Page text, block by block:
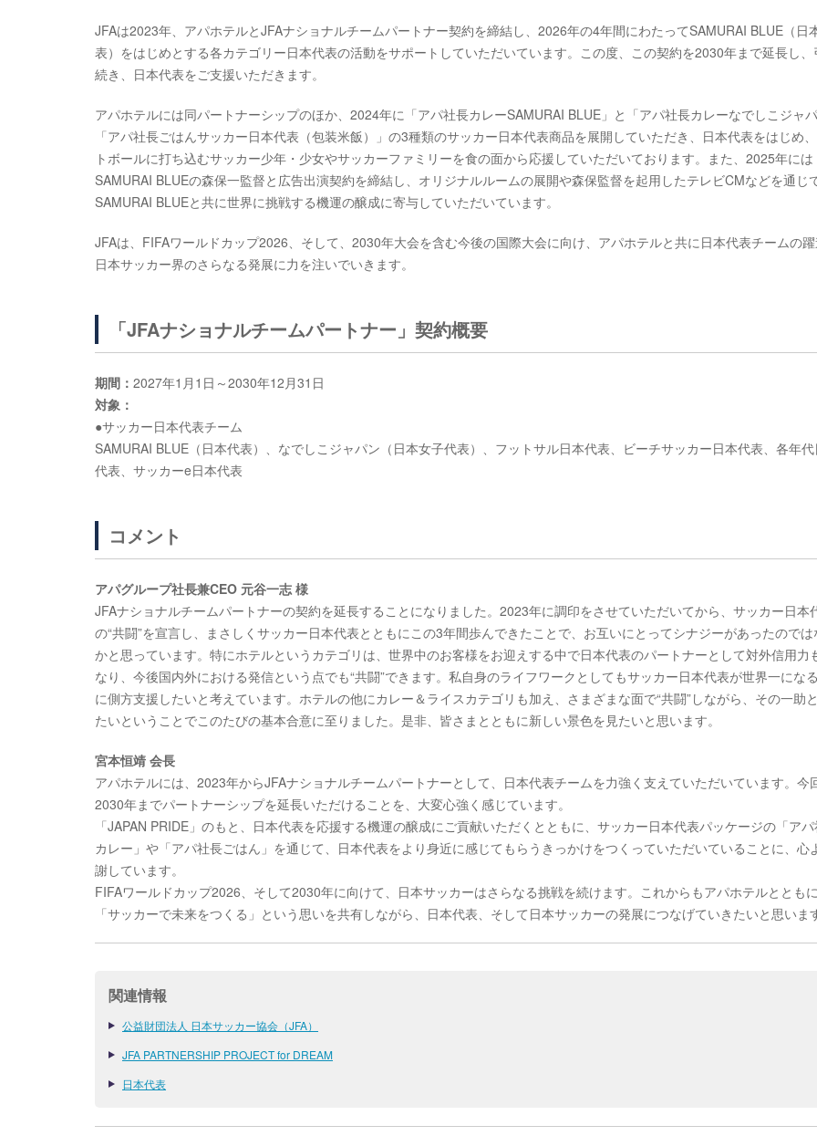
JFAは2023年、アパホテルとJFAナショナルチームパートナー契約を締結し、2026年の4年間にわたってSAMURAI BLUE（日
表）をはじめとする各カテゴリー日本代表の活動をサポートしていただいています。この度、この契約を2030年まで延長し、
続き、日本代表をご支援いただきます。
アパホテルには同パートナーシップのほか、2024年に「アパ社長カレーSAMURAI BLUE」と「アパ社長カレーなでしこジャ
「アパ社長ごはんサッカー日本代表（包装米飯）」の3種類のサッカー日本代表商品を展開していただき、日本代表をはじめ
トボールに打ち込むサッカー少年・少女やサッカーファミリーを食の面から応援していただいております。また、2025年には
SAMURAI BLUEの森保一監督と広告出演契約を締結し、オリジナルルームの展開や森保監督を起用したテレビCMなどを通じ
SAMURAI BLUEと共に世界に挑戦する機運の醸成に寄与していただいています。
JFAは、FIFAワールドカップ2026、そして、2030年大会を含む今後の国際大会に向け、アパホテルと共に日本代表チームの
日本サッカー界のさらなる発展に力を注いでいきます。
「JFAナショナルチームパートナー」契約概要
期間： 2027年1月1日～2030年12月31日
対象：
●サッカー日本代表チーム
SAMURAI BLUE（日本代表）、なでしこジャパン（日本女子代表）、フットサル日本代表、ビーチサッカー日本代表、各年
代表、サッカーe日本代表
コメント
アパグループ社長兼CEO 元谷一志 様
JFAナショナルチームパートナーの契約を延長することになりました。2023年に調印をさせていただいてから、サッカー日本
の“共闘”を宣言し、まさしくサッカー日本代表とともにこの3年間歩んできたことで、お互いにとってシナジーがあったのでは
かと思っています。特にホテルというカテゴリは、世界中のお客様をお迎えする中で日本代表のパートナーとして対外信用力
なり、今後国内外における発信という点でも“共闘”できます。私自身のライフワークとしてもサッカー日本代表が世界一にな
に側方支援したいと考えています。ホテルの他にカレー＆ライスカテゴリも加え、さまざまな面で“共闘”しながら、その一助
たいということでこのたびの基本合意に至りました。是非、皆さまとともに新しい景色を見たいと思います。
宮本恒靖 会長
アパホテルには、2023年からJFAナショナルチームパートナーとして、日本代表チームを力強く支えていただいています。今
2030年までパートナーシップを延長いただけることを、大変心強く感じています。
「JAPAN PRIDE」のもと、日本代表を応援する機運の醸成にご貢献いただくとともに、サッカー日本代表パッケージの「ア
カレー」や「アパ社長ごはん」を通じて、日本代表をより身近に感じてもらうきっかけをつくっていただいていることに、心
謝しています。
FIFAワールドカップ2026、そして2030年に向けて、日本サッカーはさらなる挑戦を続けます。これからもアパホテルととも
「サッカーで未来をつくる」という思いを共有しながら、日本代表、そして日本サッカーの発展につなげていきたいと思いま
関連情報
公益財団法人 日本サッカー協会（JFA）
JFA PARTNERSHIP PROJECT for DREAM
日本代表